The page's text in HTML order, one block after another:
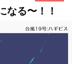
なる〜！！